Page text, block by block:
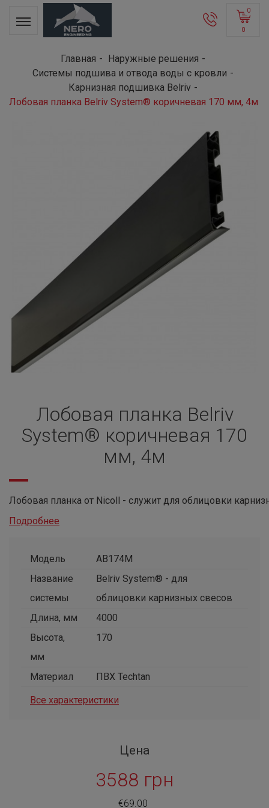
0
0
Главная
Наружные решения
Системы подшива и отвода воды с кровли
Карнизная подшивка Belriv
Лобовая планка Belriv System® коричневая 170 мм, 4м
Лобовая планка Belriv
System® коричневая 170
мм, 4м
Лобовая планка от Nicoll - служит для облицовки
Подробнее
Модель
AB174M
Название
системы
Belriv System® - для
облицовки карнизных свесов
Длина, мм
4000
Высота,
мм
170
Материал ПВХ Techtan
Все характеристики
Цена
3588 грн
€69.00